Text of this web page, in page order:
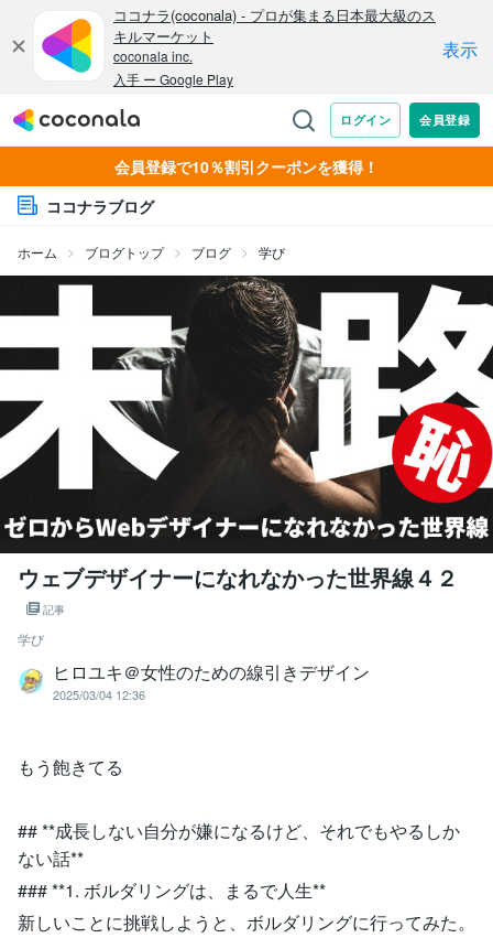
会員登録で10％割引クーポンを獲得！
ココナラブログ
ホーム ブログトップ ブログ 学び
ウェブデザイナーになれなかった世界線４２
記事
学び
ヒロユキ＠女性のための線引きデザイン
2025/03/04 12:36
もう飽きてる
## **成長しない自分が嫌になるけど、それでもやるしか
ない話**
### **1. ボルダリングは、まるで人生**
新しいことに挑戦しようと、ボルダリングに行ってみた。